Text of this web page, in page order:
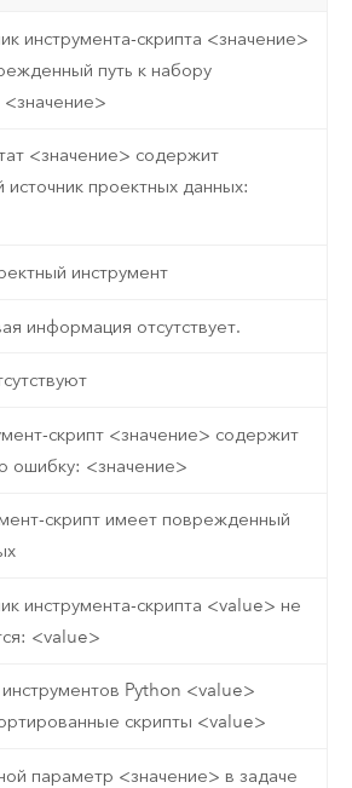
инструмента-скрипта <значение>
путь к набору
<значение>
<значение> содержит
проектных данных:
инструмент
информация отсутствует.
скрипт <значение> содержит
ошибку: <значение>
скрипт имеет поврежденный
инструмента-скрипта <value> не
<value>
Python <value>
скрипты <value>
параметр <значение> в задаче